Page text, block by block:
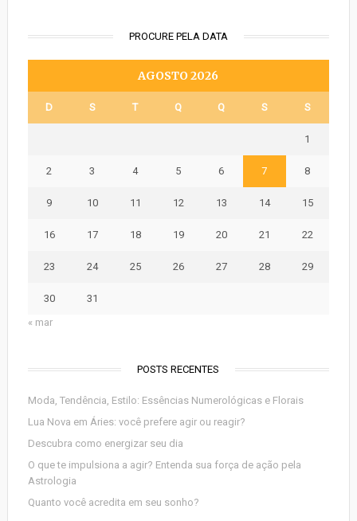
PROCURE PELA DATA
AGOSTO 2026
D S T Q Q S S
1
2 3 4 5 6 7 8
9 10 11 12 13 14 15
16 17 18 19 20 21 22
23 24 25 26 27 28 29
30
31
« mar
POSTS RECENTES
Moda, Tendência, Estilo: Essências Numerológicas e Florais
Lua Nova em Áries: você prefere agir ou reagir?
Descubra como energizar seu dia
O que te impulsiona a agir? Entenda sua força de ação pela
Astrologia
Quanto você acredita em seu sonho?